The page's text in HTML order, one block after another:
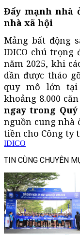
Đẩy mạnh nhà
nhà xã hội
Mảng bất động
IDICO chú
năm 2025, khi
dần được tháo
quy mô lớn tại
khoảng 8.000
ngay trong Quý
nguồn cung nhà
tiền cho Công ty
IDICO
TIN CÙNG CHUYÊN